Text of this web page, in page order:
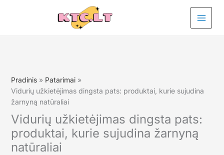
Pradinis
Patarimai
Vidurių užkietėjimas dingsta pats: produktai, kurie sujudina
žarnyną natūraliai
Vidurių užkietėjimas dingsta pats:
produktai, kurie sujudina žarnyną
natūraliai